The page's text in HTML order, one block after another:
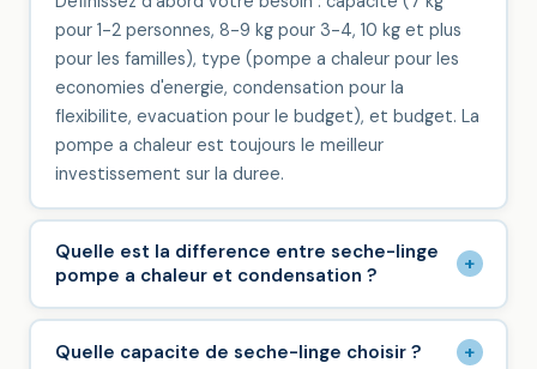
pour 1-2 personnes, 8-9 kg pour 3-4, 10 kg et plus
pour les familles), type (pompe a chaleur pour les
economies d'energie, condensation pour la
flexibilite, evacuation pour le budget), et budget. La
pompe a chaleur est toujours le meilleur
investissement sur la duree.
Quelle est la difference entre seche-linge
pompe a chaleur et condensation ?
+
Quelle capacite de seche-linge choisir ? +